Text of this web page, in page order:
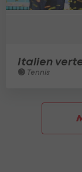
Italien
Tennis